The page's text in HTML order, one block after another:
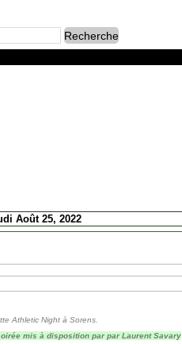
Août 25, 2022
Athletic Night à Sorens.
mis à disposition par par Laurent Savary